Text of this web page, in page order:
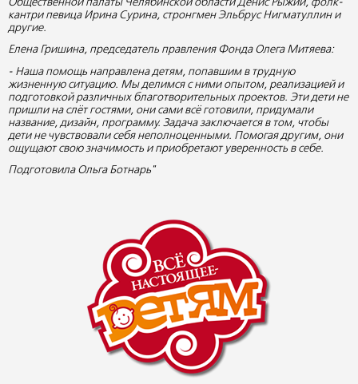
Общественной палаты Челябинской области Денис Рыжий, фолк-
кантри певица Ирина Сурина, стронгмен Эльбрус Нигматуллин и
другие.
Елена Гришина, председатель правления Фонда Олега Митяева:
- Наша помощь направлена детям, попавшим в трудную
жизненную ситуацию. Мы делимся с ними опытом, реализацией и
подготовкой различных благотворительных проектов. Эти дети не
пришли на слёт гостями, они сами всё готовили, придумали
название, дизайн, программу. Задача заключается в том, чтобы
дети не чувствовали себя неполноценными. Помогая другим, они
ощущают свою значимость и приобретают уверенность в себе.
Подготовила Ольга Ботнарь"